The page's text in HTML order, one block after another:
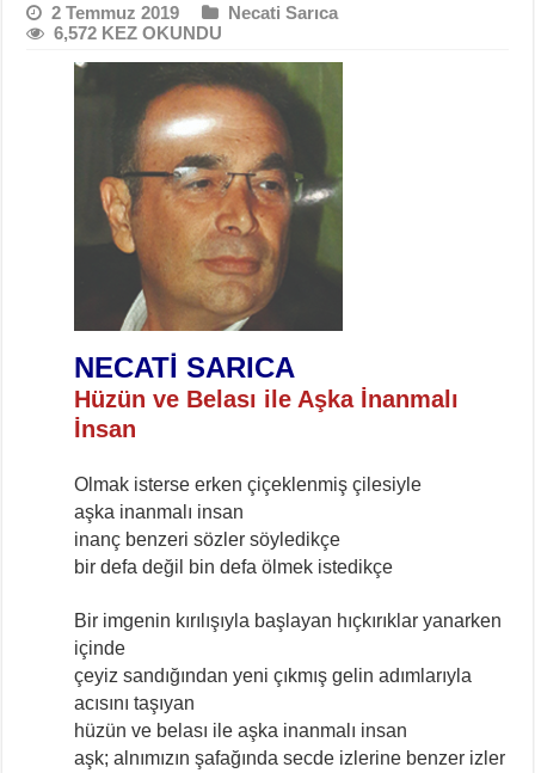
2 Temmuz 2019
Necati Sarıca
6,572 KEZ OKUNDU
NECATİ SARICA
Hüzün ve Belası ile Aşka İnanmalı
İnsan
Olmak isterse erken çiçeklenmiş çilesiyle
aşka inanmalı insan
inanç benzeri sözler söyledikçe
bir defa değil bin defa ölmek istedikçe
Bir imgenin kırılışıyla başlayan hıçkırıklar yanarken
içinde
çeyiz sandığından yeni çıkmış gelin adımlarıyla
acısını taşıyan
hüzün ve belası ile aşka inanmalı insan
aşk; alnımızın şafağında secde izlerine benzer izler